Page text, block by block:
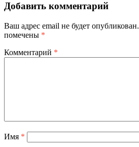
Добавить комментарий
Ваш адрес email не будет опубликован.
помечены *
Комментарий *
Имя *